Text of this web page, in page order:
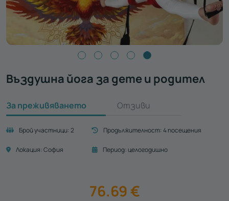
Въздушна йога за дете и родител
За преживяването Отзиви
Брой участници:2 Продължителност:4 посещения
Локация:София Период:целогодишно
76.69 €